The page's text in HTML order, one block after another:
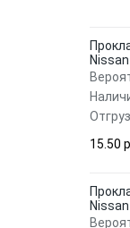
15.50 p.